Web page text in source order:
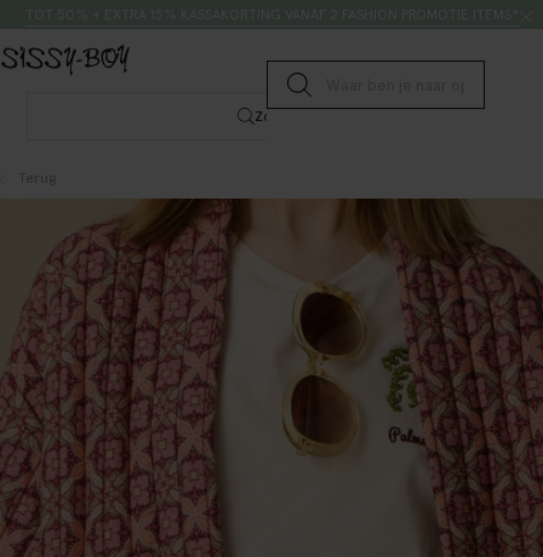
Submit search
Zoeken
Terug